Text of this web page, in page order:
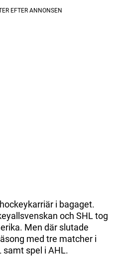
i bagaget.
och SHL tog
Men där slutade
med tre matcher i
samt spel i AHL.